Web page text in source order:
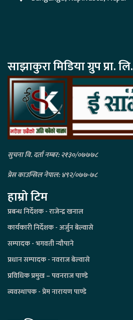
साझाकुरा मिडिया ग्रुप प्रा. लि.
सुचना वि. दर्ता नम्बर: २१३०/०७७७८
प्रेस काउन्सिल नेपाल: ४९२/०७७-७८
हाम्रो टिम
प्रबन्ध निर्देशक - राजेन्द्र खनाल
कार्यकारी निर्देशक - अर्जुन बेल्वासे
सम्पादक - भगवती न्यौपाने
प्रधान सम्पादक - नवराज बेल्वासे
प्रविधिक प्रमुख – पवनराज पाण्डे
व्यवस्थापक - प्रेम नारायण पाण्डे